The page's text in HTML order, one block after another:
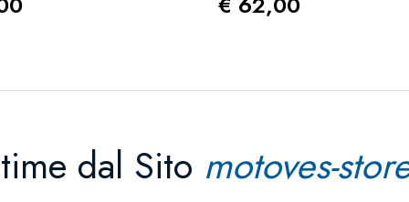
dal Sito motoves-